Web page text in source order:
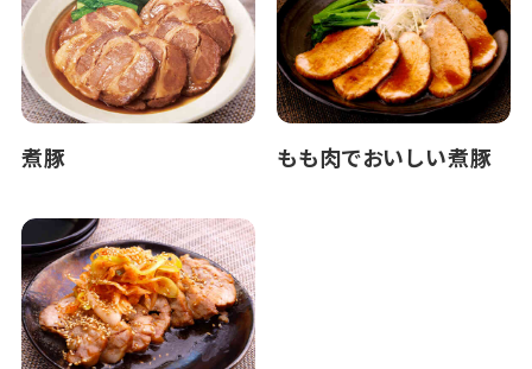
煮豚 もも肉でおいしい煮豚